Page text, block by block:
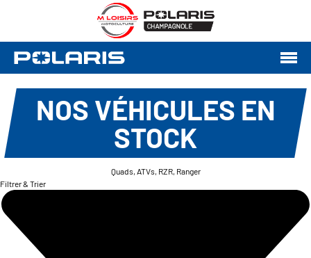
NOS VÉHICULES EN
STOCK
Quads, ATVs, RZR, Ranger
Filtrer & Trier